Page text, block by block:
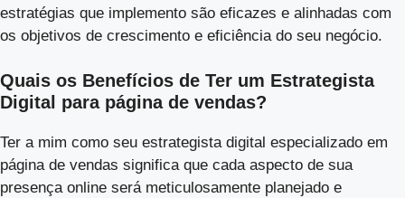
estratégias que implemento são eficazes e alinhadas com
os objetivos de crescimento e eficiência do seu negócio.
Quais os Benefícios de Ter um Estrategista
Digital para página de vendas?
Ter a mim como seu estrategista digital especializado em
página de vendas significa que cada aspecto de sua
presença online será meticulosamente planejado e